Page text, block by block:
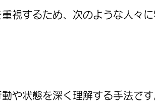
視するため、次のような人々
や状態を深く理解する手法で